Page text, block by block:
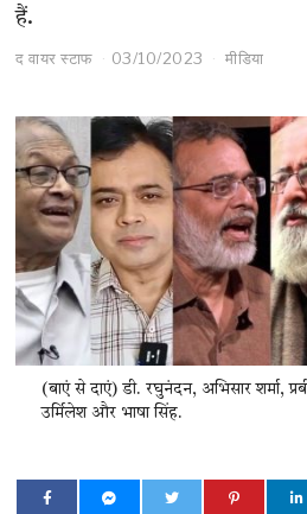
हैं.
द वायर स्टाफ 03/10/2023 मीडिया
(बाएं से दाएं) डी. रघुनंदन, अभिसार शर्मा,
उर्मिलेश और भाषा सिंह.